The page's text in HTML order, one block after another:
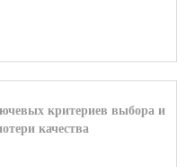
критериев выбора и
качества